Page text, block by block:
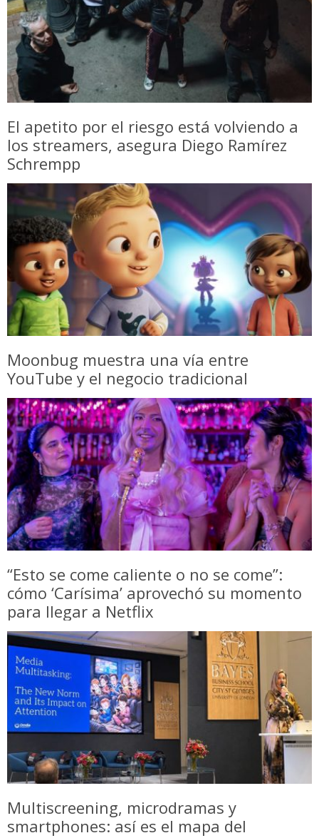
El apetito por el riesgo está volviendo a
los streamers, asegura Diego Ramírez
Schrempp
Moonbug muestra una vía entre
YouTube y el negocio tradicional
“Esto se come caliente o no se come”:
cómo ‘Carísima’ aprovechó su momento
para llegar a Netflix
Multiscreening, microdramas y
smartphones: así es el mapa del